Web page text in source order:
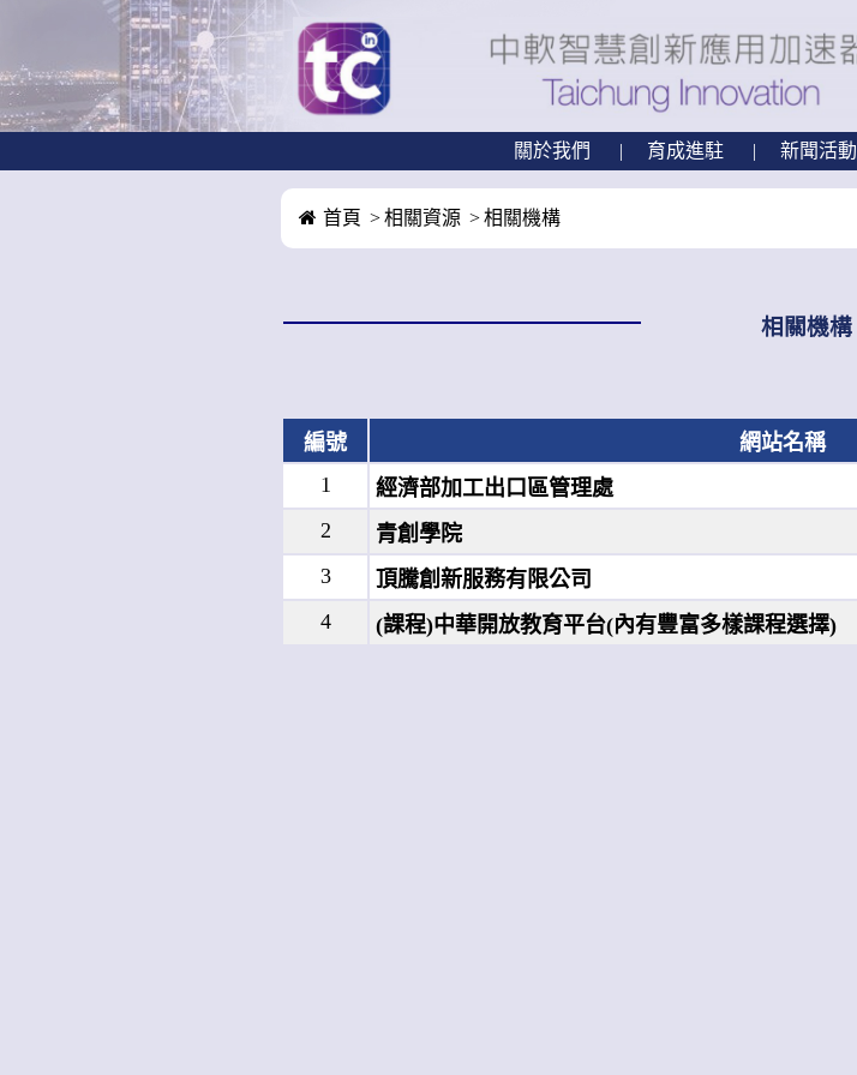
關於我們 育成進駐 新聞活動
首頁 相關資源 相關機構
相關機構
編號 網站名稱
1
經濟部加工出口區管理處
2
青創學院
3
頂騰創新服務有限公司
4
(課程)中華開放教育平台(內有豐富多樣課程選擇)